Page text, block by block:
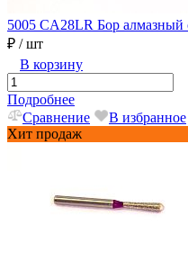
5005 CA28LR Бор алмазный
₽ / шт
В корзину
Подробнее
Сравнение
В избранное
Хит продаж